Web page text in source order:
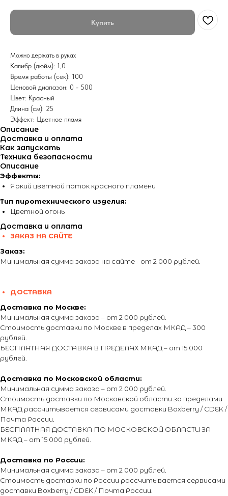
Купить
Можно держать в руках
Калибр (дюйм): 1,0
Время работы (сек): 100
Ценовой диапазон: 0 - 500
Цвет: Красный
Длина (см): 25
Эффект: Цветное пламя
Описание
Доставка и оплата
Как запускать
Техника безопасности
Описание
Эффекты:
Яркий цветной поток красного пламени
Тип пиротехнического изделия:
Цветной огонь
Доставка и оплата
ЗАКАЗ НА САЙТЕ
Заказ:
Минимальная сумма заказа на сайте - от 2 000 рублей.
ДОСТАВКА
Доставка по Москве:
Минимальная сумма заказа – от 2 000 рублей.
Стоимость доставки по Москве в пределах МКАД – 300
рублей.
БЕСПЛАТНАЯ ДОСТАВКА В ПРЕДЕЛАХ МКАД – от 15 000
рублей.
Доставка по Московской области:
Минимальная сумма заказа – от 2 000 рублей.
Стоимость доставки по Московской области за пределами
МКАД рассчитывается сервисами доставки Boxberry / CDEK /
Почта России.
БЕСПЛАТНАЯ ДОСТАВКА ПО МОСКОВСКОЙ ОБЛАСТИ ЗА
МКАД – от 15 000 рублей.
Доставка по России:
Минимальная сумма заказа – от 2 000 рублей.
Стоимость доставки по России рассчитывается сервисами
доставки Boxberry / CDEK / Почта России.